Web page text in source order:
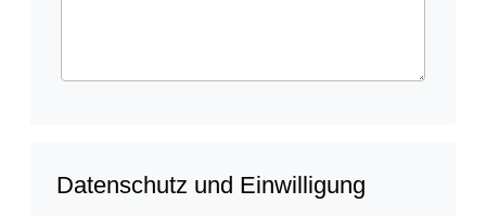
Datenschutz und Einwilligung